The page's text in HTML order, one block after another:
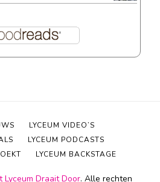
Lyceum Draait Door. Alle rechten
LYCEUM VIDEO’S
LYCEUM PODCASTS
LYCEUM BACKSTAGE